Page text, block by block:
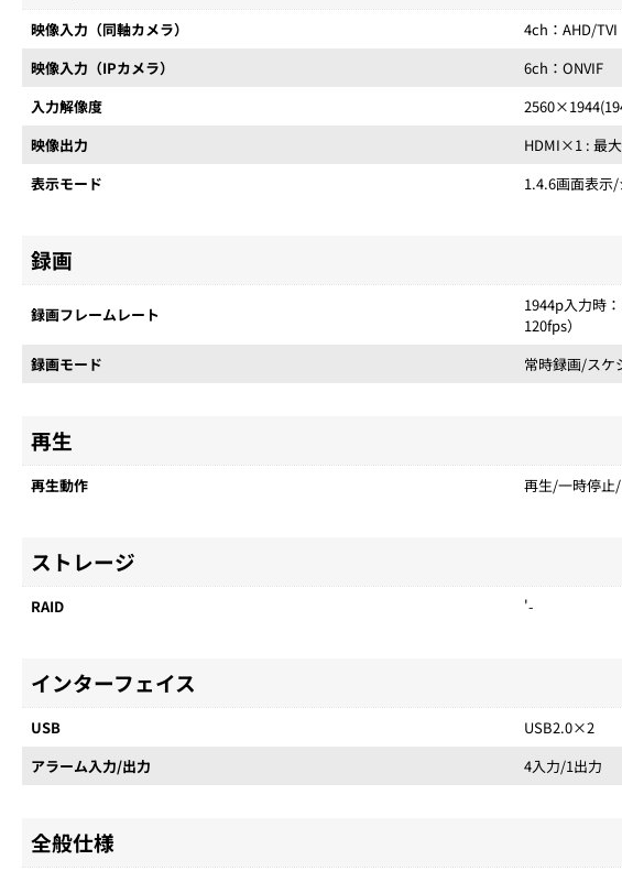
映像入力（同軸カメラ）
4ch：AHD/TVI
映像入力（IPカメラ）
6ch：ONVIF
入力解像度
映像出力
HDMI×1 : 最
表示モード
1.4.6画面表示
録画
録画フレームレート
1944p入力時
120fps）
録画モード
常時録画/スケ
再生
再生動作 再生/一時停
ストレージ
RAID '-
インターフェイス
USB
USB2.0×2
アラーム入力/出力
4入力/1出力
全般仕様